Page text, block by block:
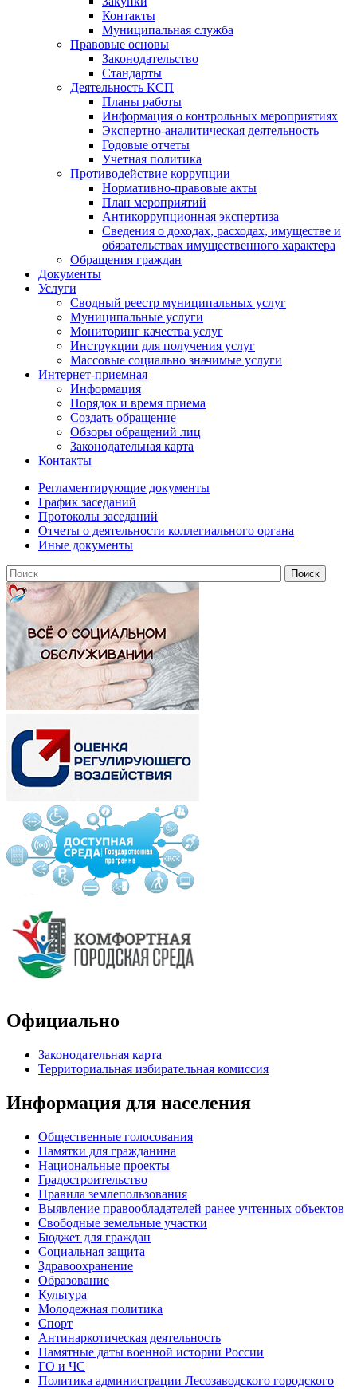
Контакты
Муниципальная служба
Правовые основы
Законодательство
Стандарты
Деятельность КСП
Планы работы
Информация о контрольных мероприятиях
Экспертно-аналитическая деятельность
Годовые отчеты
Учетная политика
Противодействие коррупции
Нормативно-правовые акты
План мероприятий
Антикоррупционная экспертиза
Сведения о доходах, расходах, имуществе и
обязательствах имущественного характера
Обращения граждан
Документы
Услуги
Сводный реестр муниципальных услуг
Муниципальные услуги
Мониторинг качества услуг
Инструкции для получения услуг
Массовые социально значимые услуги
Интернет-приемная
Информация
Порядок и время приема
Создать обращение
Обзоры обращений лиц
Законодательная карта
Контакты
Регламентирующие документы
График заседаний
Протоколы заседаний
Отчеты о деятельности коллегиального органа
Иные документы
Официально
Законодательная карта
Территориальная избирательная комиссия
Информация для населения
Общественные голосования
Памятки для гражданина
Национальные проекты
Градостроительство
Правила землепользования
Выявление правообладателей ранее учтенных объектов
Свободные земельные участки
Бюджет для граждан
Социальная защита
Здравоохранение
Образование
Культура
Молодежная политика
Спорт
Антинаркотическая деятельность
Памятные даты военной истории России
ГО и ЧС
Политика администрации Лесозаводского городского